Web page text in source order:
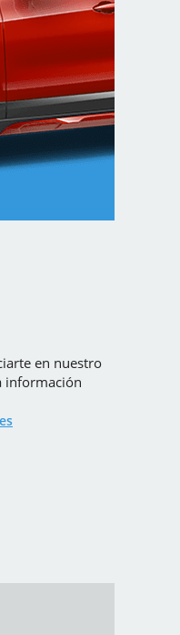
en nuestro
información